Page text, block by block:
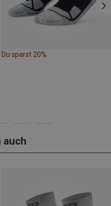
Du sparst 20%
auch